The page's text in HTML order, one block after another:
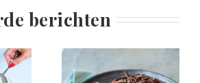
berichten